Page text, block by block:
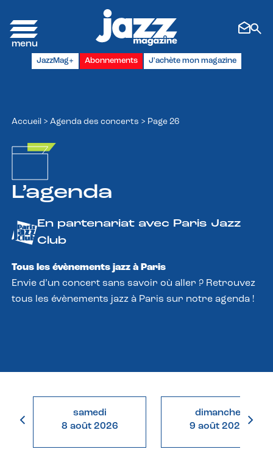
JazzMag+ Abonnements J'achète mon magazine
Accueil > Agenda des concerts > Page 26
L’agenda
En partenariat avec Paris Jazz
Club
Tous les évènements jazz à Paris
Envie d’un concert sans savoir où aller ? Retrouvez
tous les évènements jazz à Paris sur notre agenda !
samedi
8 août 2026
dimanche
9 août 2026